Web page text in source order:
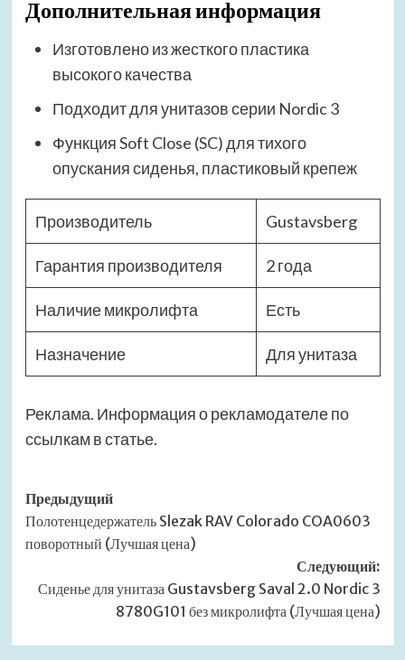
Дополнительная информация
Изготовлено из жесткого пластика
высокого качества
Подходит для унитазов серии Nordic 3
Функция Soft Close (SC) для тихого
опускания сиденья, пластиковый крепеж
Производитель Gustavsberg
Гарантия производителя 2 года
Наличие микролифта Есть
Назначение Для унитаза
Реклама. Информация о рекламодателе по
ссылкам в статье.
Навигация
записи
Предыдущий
Полотенцедержатель Slezak RAV Colorado COA0603
поворотный (Лучшая цена)
Следующий:
Сиденье для унитаза Gustavsberg Saval 2.0 Nordic 3
8780G101 без микролифта (Лучшая цена)